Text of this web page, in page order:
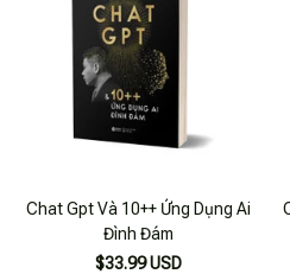
Chat Gpt Và 10++ Ứng Dụng Ai
Đình Đám
$33.99 USD